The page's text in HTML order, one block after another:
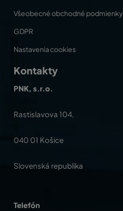
Všeobecné obchodné podmienky
GDPR
Nastavenia cookies
Kontakty
PNK, s.r.o.
Rastislavova 104,
040 01 Košice
Slovenská republika
Telefón